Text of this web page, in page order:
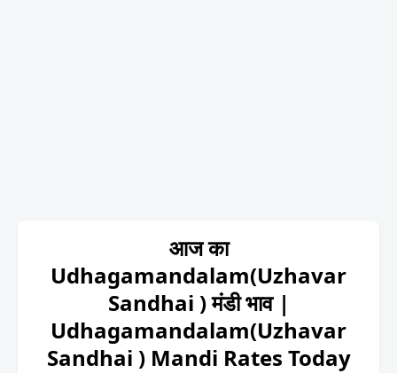
आज का
Udhagamandalam(Uzhavar
Sandhai ) मंडी भाव |
Udhagamandalam(Uzhavar
Sandhai ) Mandi Rates Today